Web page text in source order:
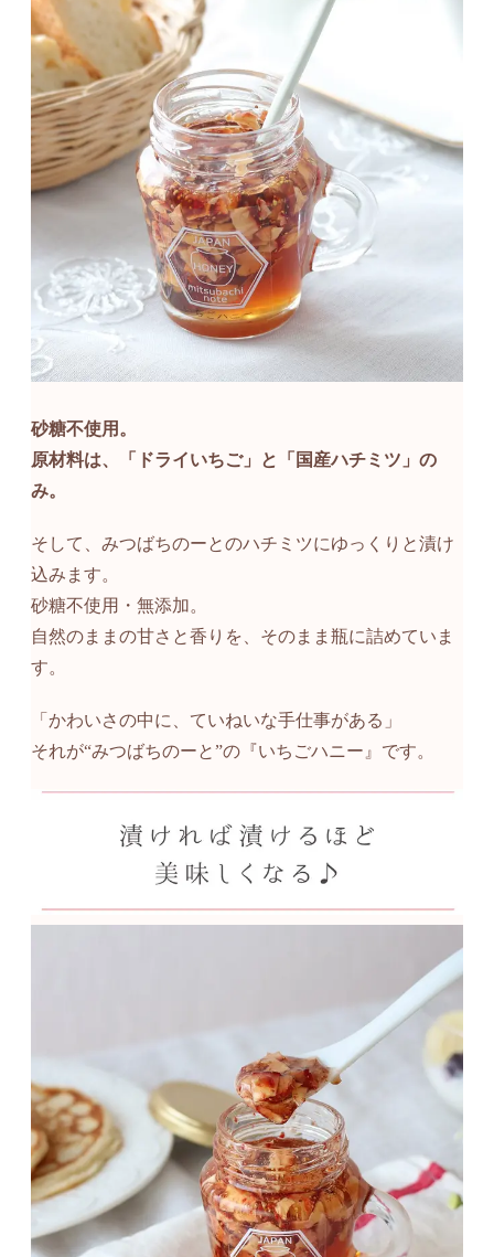
砂糖不使用。
原材料は、「
ドライいちご」と「 国産ハチミツ 」の
み。
そして、みつばちのーとのハチミツにゆっくりと漬け
込みます。
砂糖不使用・無添加。
自然のままの甘さと香りを、そのまま瓶に詰めていま
す。
「かわいさの中に、ていねいな手仕事がある」
それが“みつばちのーと”の『いちごハニー』です。